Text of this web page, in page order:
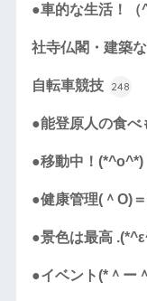
●車的な生活！（
社寺仏閣・建築
自転車競技 248
●能登原人の食
●移動中！(*^o^*)
●健康管理(＾O)
●景色は最高
●イベント(*＾ー